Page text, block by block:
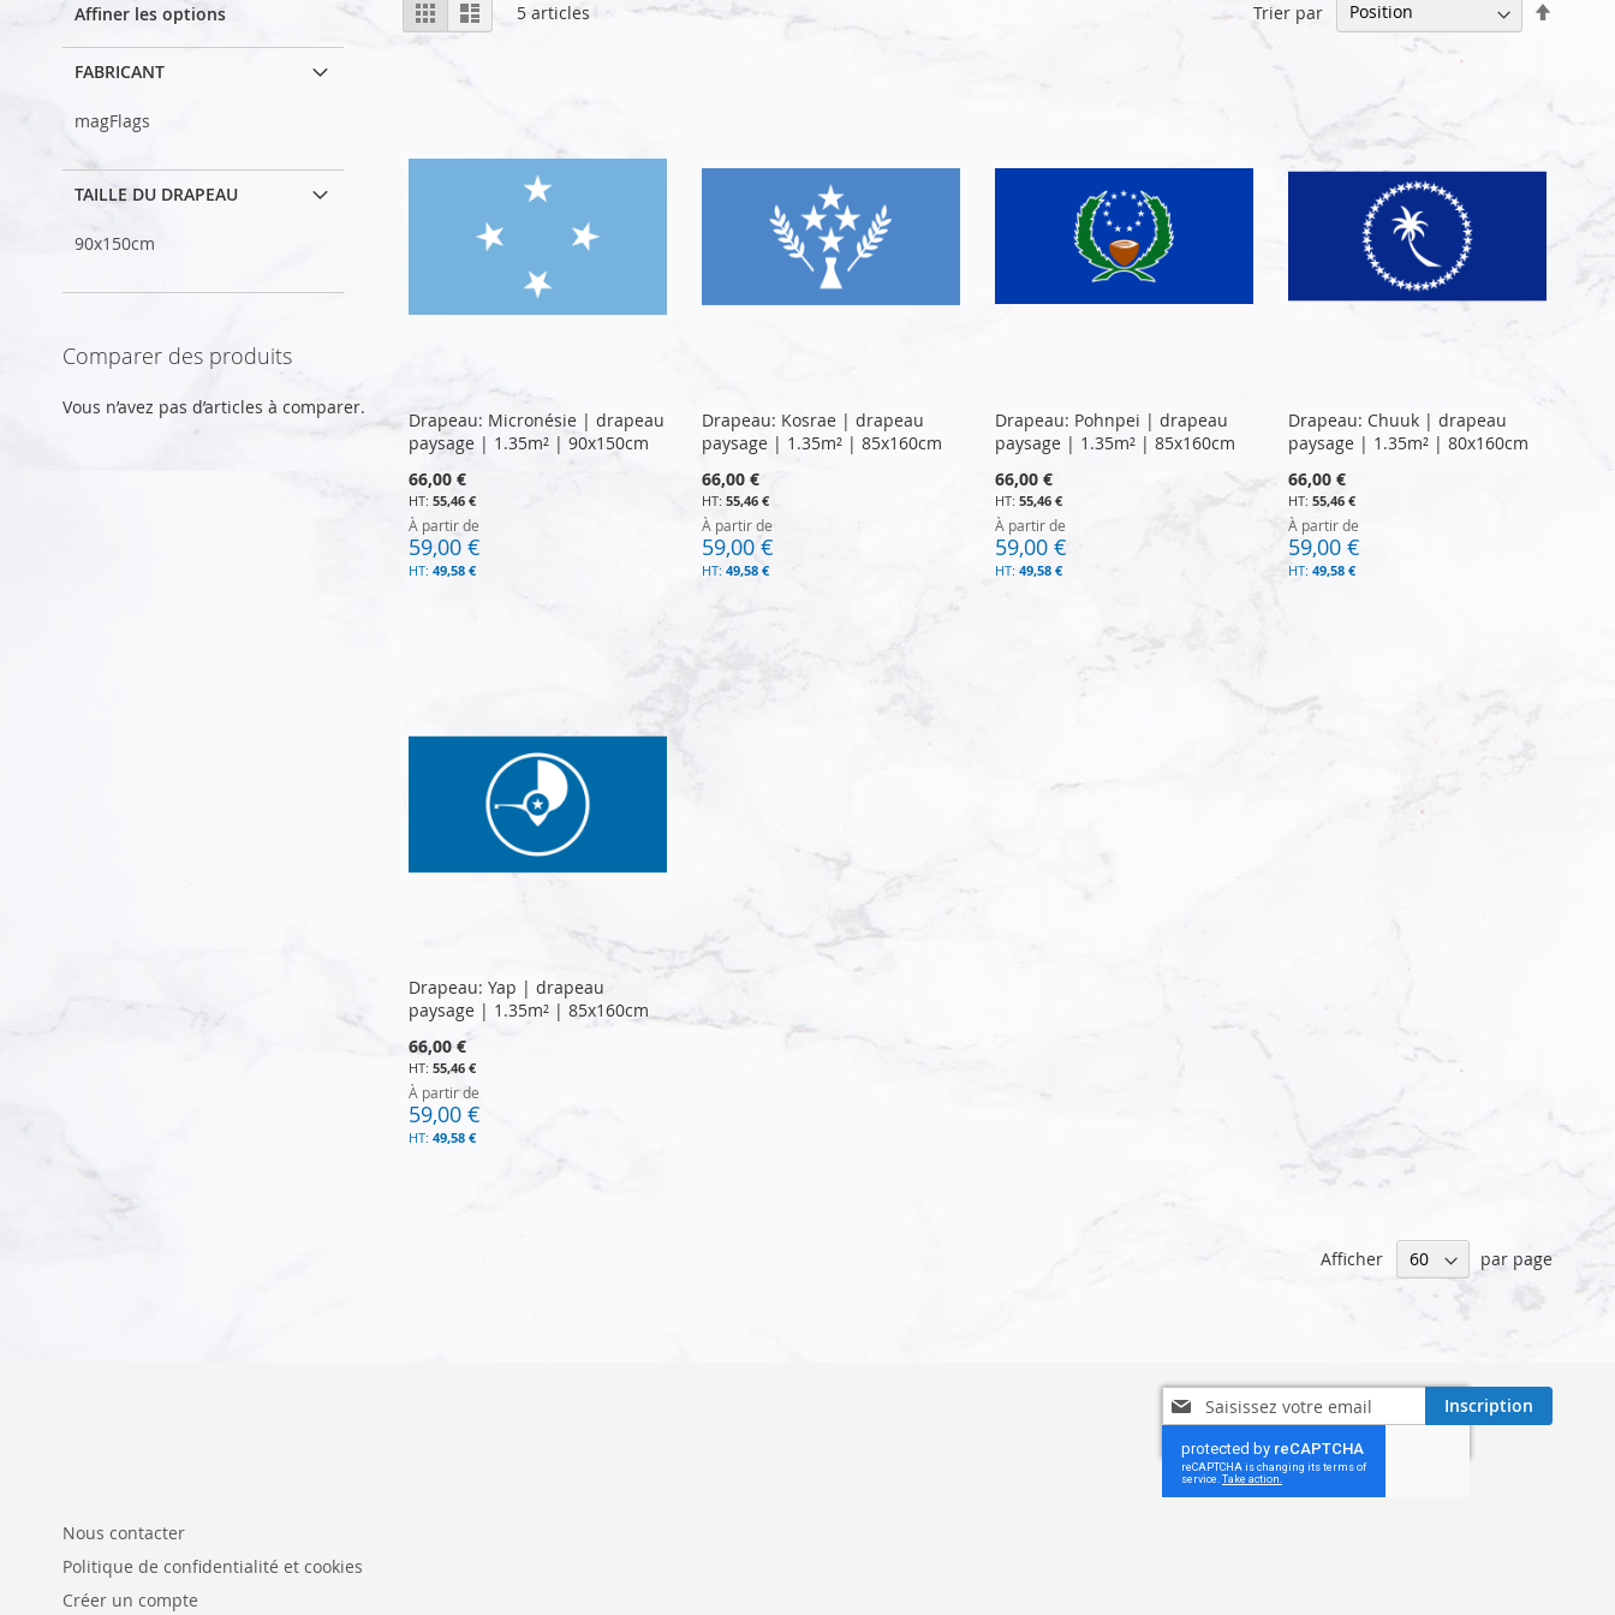
en
GrilleListe 5 articles Trier par
Drapeau: Micronésie | drapeau
paysage | 1.35m² | 90x150cm
66,00 €
55,46 €
À partir de
59,00 €
49,58 €
Drapeau: Kosrae | drapeau
paysage | 1.35m² | 85x160cm
66,00 €
55,46 €
À partir de
59,00 €
49,58 €
Drapeau: Pohnpei | drapeau
paysage | 1.35m² | 85x160cm
66,00 €
55,46 €
À partir de
59,00 €
49,58 €
Drapeau: Chuuk | drapeau
paysage | 1.35m² | 80x160cm
66,00 €
55,46 €
À partir de
59,00 €
49,58 €
Drapeau: Yap | drapeau
paysage | 1.35m² | 85x160cm
66,00 €
55,46 €
À partir de
59,00 €
49,58 €
Ajouter au panier
Afficher par page
Affiner les options
FABRICANT
magFlags
TAILLE DU DRAPEAU
90x150cm
Comparer des produits
Vous n’avez pas d’articles à comparer.
Inscription
à
notre
lettre
d’information
Inscription
Nous contacter
Politique de confidentialité et cookies
Créer un compte